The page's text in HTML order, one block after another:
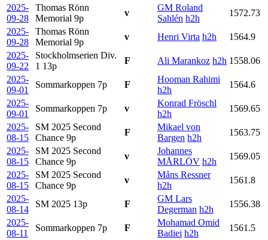
2025-
09-28
Thomas Rönn
Memorial 9p
v
GM Roland
Sahlén h2h
1572.73
2025-
09-28
Thomas Rönn
Memorial 9p
v Henri Virta h2h
1564.9
2025-
09-22
Stockholmserien Div.
1 13p
F Ali Marankoz h2h 1558.06
2025-
09-01
Sommarkoppen 7p F
Hooman Rahimi
h2h
1564.6
2025-
09-01
Sommarkoppen 7p v
Konrad Fröschl
h2h
1569.65
2025-
08-15
SM 2025 Second
Chance 9p
F
Mikael von
Bargen h2h
1563.75
2025-
08-15
SM 2025 Second
Chance 9p
v
Johannes
MÅRLÖV h2h
1569.05
2025-
08-15
SM 2025 Second
Chance 9p
v
Måns Ressner
h2h
1561.8
2025-
08-14
SM 2025 13p F
GM Lars
Degerman h2h
1556.38
2025-
08-11
Sommarkoppen 7p F
Mohamad Omid
Badiei h2h
1561.5